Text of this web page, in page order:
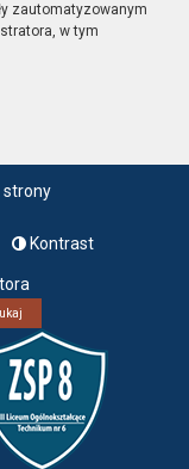
zautomatyzowanym
w tym
Kontrast